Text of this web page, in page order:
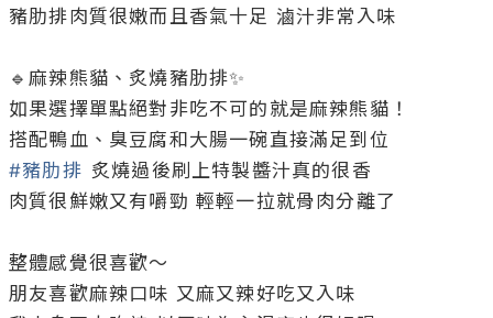
豬肋排肉質很嫩而且香氣十足 滷汁非常入味
🔹麻辣熊貓、炙燒豬肋排✨
如果選擇單點絕對非吃不可的就是麻辣熊貓！
#豬肋排 炙燒過後刷上特製醬汁真的很香
肉質很鮮嫩又有嚼勁 輕輕一拉就骨肉分離了
整體感覺很喜歡～
朋友喜歡麻辣口味 又麻又辣好吃又入味